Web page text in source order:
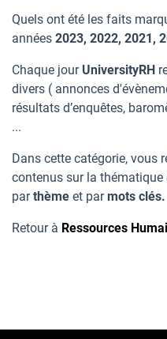
Quels ont été les faits
années 2023, 2022, 2021,
Chaque jour UniversityRH
divers ( annonces
résultats d’enquêtes,
...
Dans cette catégorie, vous
contenus sur la thématique
parthème et parmots clés.
Retour à Ressources